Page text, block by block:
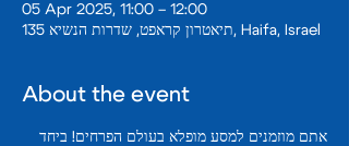
05 Apr 2025, 11:00 – 12:00
תיאטרון קראפט, שדרות הנשיא 135, Haifa, Israel
About the event
אתם מוזמנים למסע מופלא בעולם הפרחים! ביחד